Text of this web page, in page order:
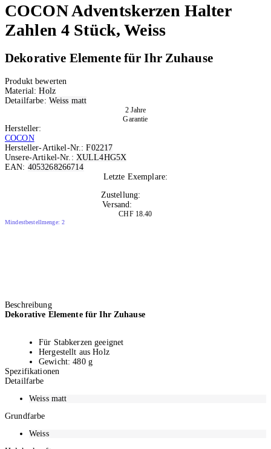
COCONAdventskerzen Halter
Zahlen 4 Stück, Weiss
Dekorative Elemente für Ihr Zuhause
Produkt bewerten
Material:Holz
Detailfarbe: Weiss matt
2 Jahre
Garantie
Hersteller:
COCON
Hersteller-Artikel-Nr.:F02217
Unsere-Artikel-Nr.: XULL4HG5X
EAN: 4053268266714
Letzte Exemplare:
Zustellung:
Versand:
CHF 18.40
Mindestbestellmenge: 2
Beschreibung
Dekorative Elemente für Ihr Zuhause
Für Stabkerzen geeignet
Hergestellt aus Holz
Gewicht: 480 g
Höhe: 12 cm, Tiefe: 3 cm
Detailfarbe: Weiss matt
Spezifikationen
Detailfarbe
Weiss matt
Grundfarbe
Weiss